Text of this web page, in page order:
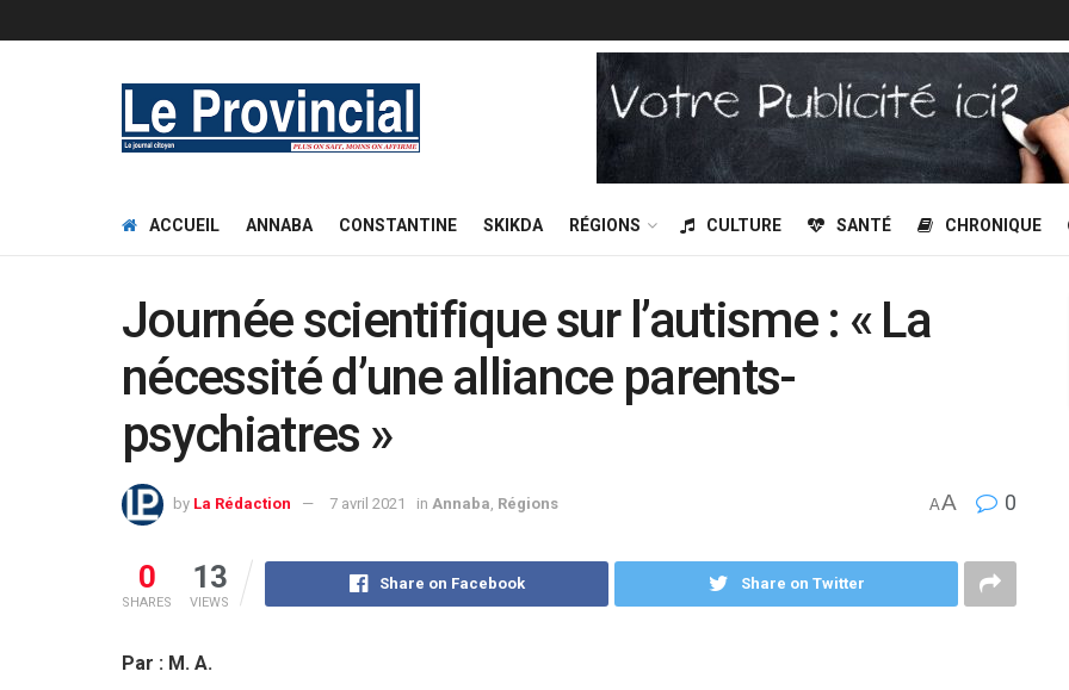
ACCUEIL ANNABA CONSTANTINE SKIKDA RÉGIONS CULTURE SANTÉ CHRONIQUE
Journée scientifique sur l’autisme : « La
nécessité d’une alliance parents-
psychiatres »
by La Rédaction 7 avril 2021 in Annaba Régions AA 0
0
SHARES
13
VIEWS
Share on Facebook Share on Twitter
Par : M. A.